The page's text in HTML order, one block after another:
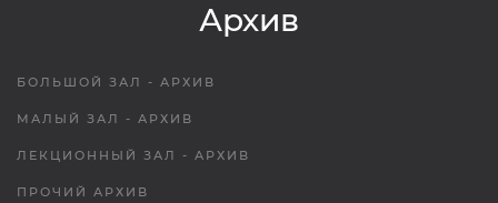
Архив
БОЛЬШОЙ ЗАЛ - АРХИВ
МАЛЫЙ ЗАЛ - АРХИВ
ЛЕКЦИОННЫЙ ЗАЛ - АРХИВ
ПРОЧИЙ АРХИВ